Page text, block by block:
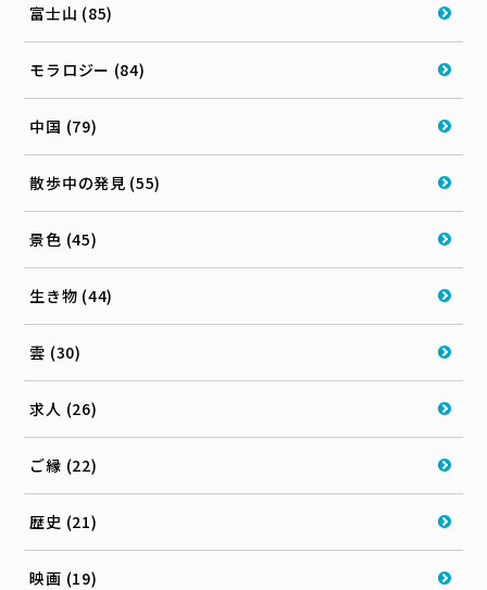
富士山 (85)
モラロジー (84)
中国 (79)
散歩中の発見 (55)
景色 (45)
生き物 (44)
雲 (30)
求人 (26)
ご縁 (22)
歴史 (21)
映画 (19)